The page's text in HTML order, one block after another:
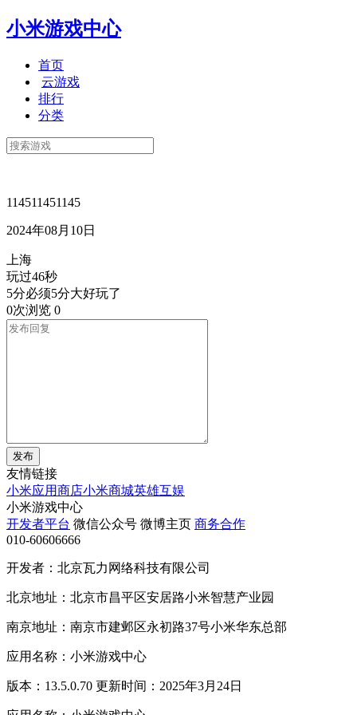
小米游戏中心
首页
云游戏
排行
分类
114511451145
2024年08月10日
上海
玩过46秒
5分必须5分大好玩了
0次浏览 0
发布
友情链接
小米应用商店小米商城英雄互娱
小米游戏中心
开发者平台 微信公众号 微博主页 商务合作
010-60606666
开发者：北京瓦力网络科技有限公司
北京地址：北京市昌平区安居路小米智慧产业园
南京地址：南京市建邺区永初路37号小米华东总部
应用名称：小米游戏中心
版本：13.5.0.70 更新时间：2025年3月24日